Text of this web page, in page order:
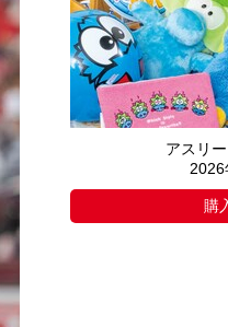
アスリ
2026
購